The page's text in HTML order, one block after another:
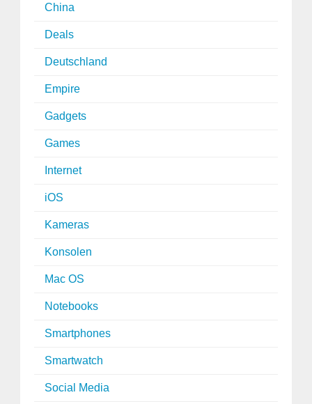
China
Deals
Deutschland
Empire
Gadgets
Games
Internet
iOS
Kameras
Konsolen
Mac OS
Notebooks
Smartphones
Smartwatch
Social Media